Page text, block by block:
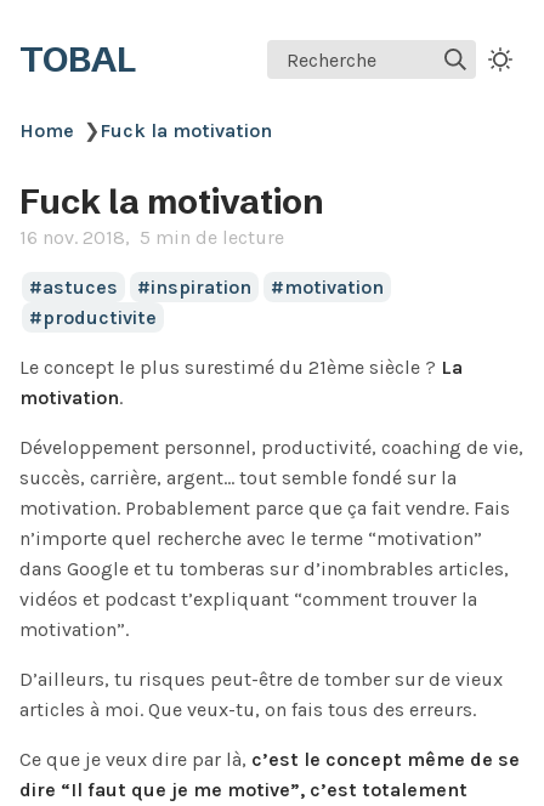
TOBAL Recherche
Home ❯ Fuck la motivation
Fuck la motivation
16 nov. 2018 5 min de lecture
astuces inspiration
motivation
productivite
Le concept le plus surestimé du 21ème siècle ? La
motivation.
Développement personnel, productivité, coaching de vie,
succès, carrière, argent… tout semble fondé sur la
motivation. Probablement parce que ça fait vendre. Fais
n’importe quel recherche avec le terme “motivation”
dans Google et tu tomberas sur d’inombrables articles,
vidéos et podcast t’expliquant “comment trouver la
motivation”.
D’ailleurs, tu risques peut-être de tomber sur de vieux
articles à moi. Que veux-tu, on fais tous des erreurs.
Ce que je veux dire par là, c’est le concept même de se
dire “Il faut que je me motive”, c’est totalement